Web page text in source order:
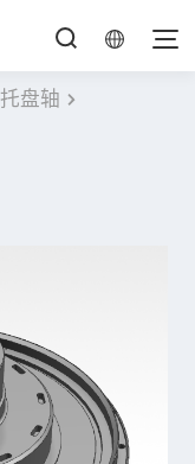
托盘轴